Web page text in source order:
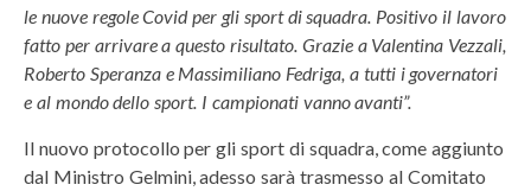
le nuove regole Covid per gli sport di squadra. Positivo il lavoro
fatto per arrivare a questo risultato. Grazie a Valentina Vezzali,
Roberto Speranza e Massimiliano Fedriga, a tutti i governatori
e al mondo dello sport. I campionati vanno avanti”.
Il nuovo protocollo per gli sport di squadra, come aggiunto
dal Ministro Gelmini, adesso sarà trasmesso al Comitato